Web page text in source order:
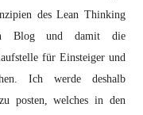
des Lean Thinking
Blog und damit die
für Einsteiger und
Ich werde deshalb
posten, welches in den